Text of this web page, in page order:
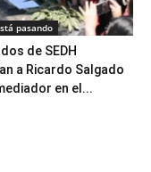
pasando
de SEDH
a Ricardo Salgado
en el...